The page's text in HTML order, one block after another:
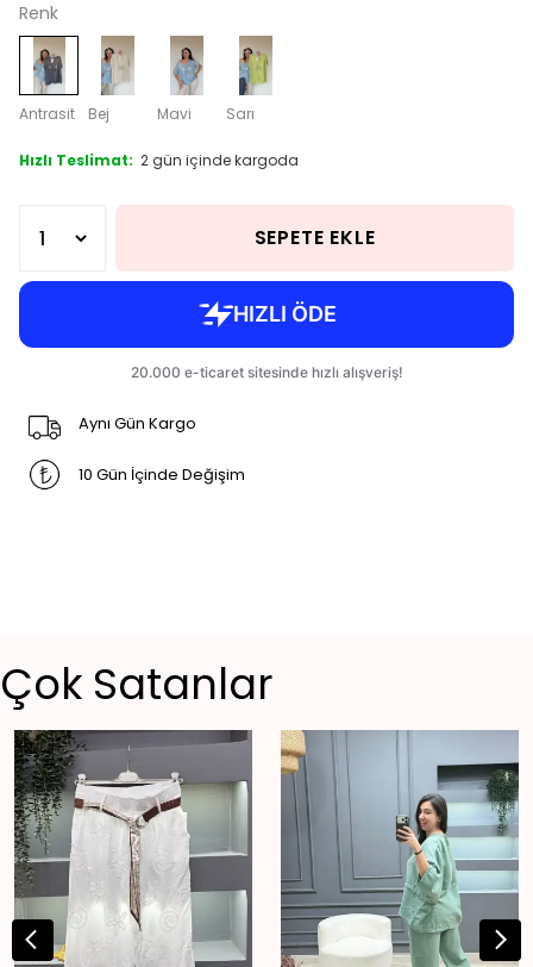
Renk
Antrasit Bej Mavi Sarı
Hızlı Teslimat: 2 gün içinde kargoda
SEPETE EKLE
Aynı Gün Kargo
10 Gün İçinde Değişim
Çok Satanlar